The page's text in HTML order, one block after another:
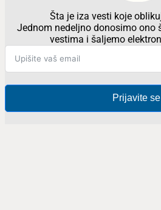
Šta je iza vesti koje
Jednom nedeljno donosimo ono
vestima i šaljemo
Prijavite se